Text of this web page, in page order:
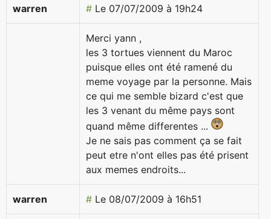
warren # Le 07/07/2009 à 19h24
Merci yann ,
les 3 tortues viennent du Maroc
puisque elles ont été ramené du
meme voyage par la personne. Mais
ce qui me semble bizard c'est que
les 3 venant du même pays sont
quand même differentes ...
Je ne sais pas comment ça se fait
peut etre n'ont elles pas été prisent
aux memes endroits...
warren # Le 08/07/2009 à 16h51